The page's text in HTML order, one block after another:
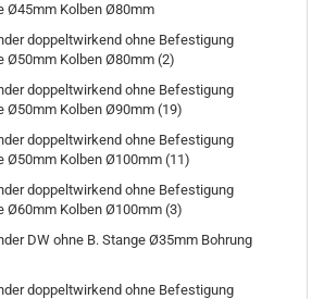
Ø45mm Kolben Ø80mm
doppeltwirkend ohne Befestigung
Ø50mm Kolben Ø80mm (2)
doppeltwirkend ohne Befestigung
Ø50mm Kolben Ø90mm (19)
doppeltwirkend ohne Befestigung
Ø50mm Kolben Ø100mm (11)
doppeltwirkend ohne Befestigung
Ø60mm Kolben Ø100mm (3)
DW ohne B. Stange Ø35mm Bohrung
doppeltwirkend ohne Befestigung